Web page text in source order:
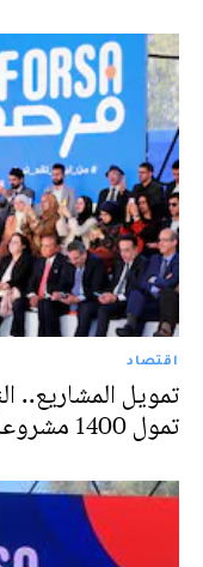
اقتصاد
تمويل المشاريع..
تمول 1400 مشروعا